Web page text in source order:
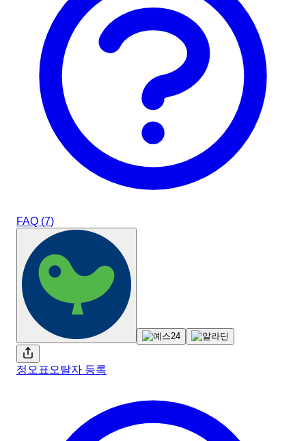
FAQ (7)
정오표 오탈자 등록